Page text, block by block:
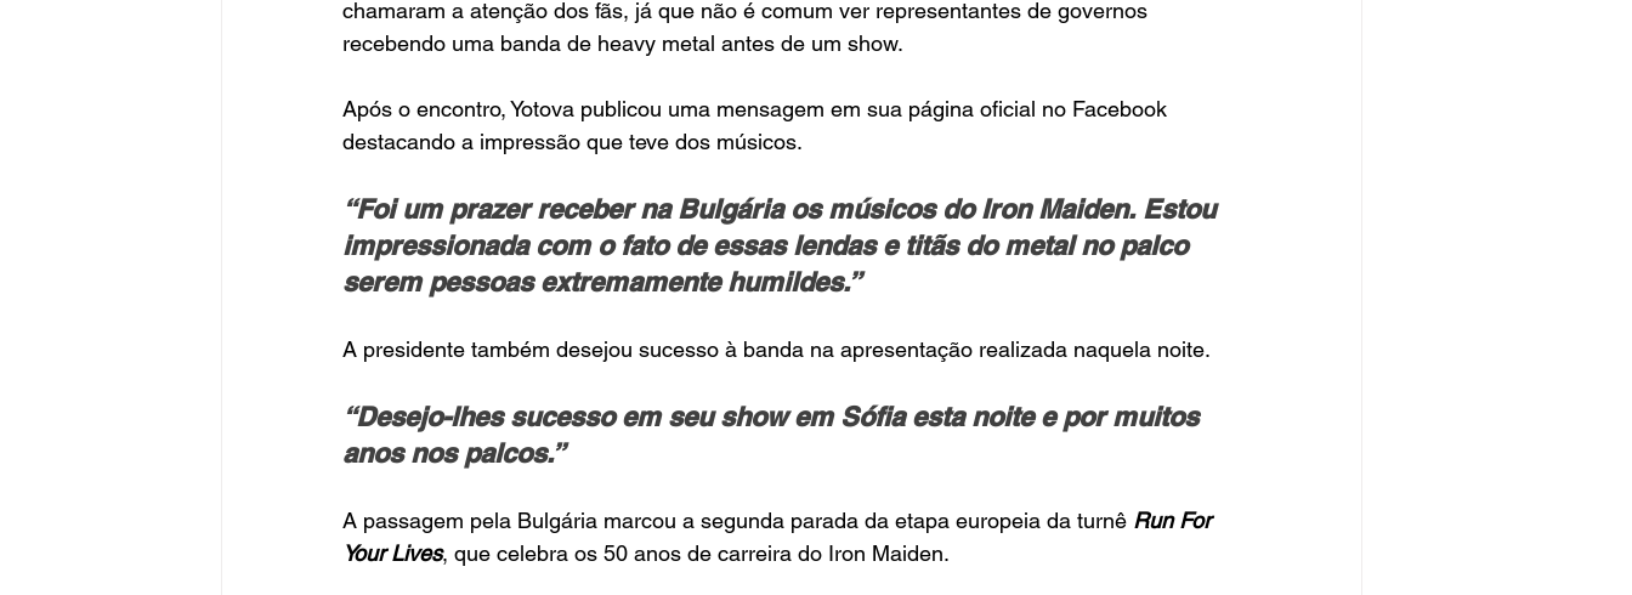
chamaram a atenção dos fãs, já que não é comum ver representantes de governos
recebendo uma banda de heavy metal antes de um show.
Após o encontro, Yotova publicou uma mensagem em sua página oficial no Facebook
destacando a impressão que teve dos músicos.
“Foi um prazer receber na Bulgária os músicos do Iron Maiden. Estou
impressionada com o fato de essas lendas e titãs do metal no palco
serem pessoas extremamente humildes.”
A presidente também desejou sucesso à banda na apresentação realizada naquela noite.
“Desejo-lhes sucesso em seu show em Sófia esta noite e por muitos
anos nos palcos.”
A passagem pela Bulgária marcou a segunda parada da etapa europeia da turnê Run For
Your Lives, que celebra os 50 anos de carreira do Iron Maiden.